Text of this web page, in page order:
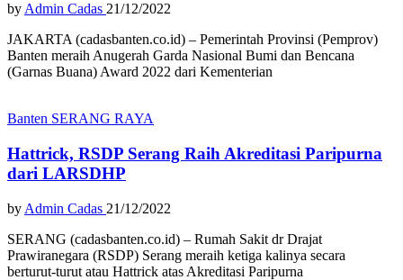
byAdmin Cadas 21/12/2022
JAKARTA (cadasbanten.co.id) – Pemerintah Provinsi (Pemprov)
Banten meraih Anugerah Garda Nasional Bumi dan Bencana
(Garnas Buana) Award 2022 dari Kementerian
Banten SERANG RAYA
Hattrick, RSDP Serang Raih Akreditasi Paripurna
dari LARSDHP
by Admin Cadas 21/12/2022
SERANG (cadasbanten.co.id) – Rumah Sakit dr Drajat
Prawiranegara (RSDP) Serang meraih ketiga kalinya secara
berturut-turut atau Hattrick atas Akreditasi Paripurna